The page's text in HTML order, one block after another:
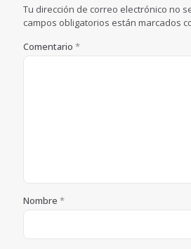
Tu dirección de correo electrónico no
campos obligatorios están marcados
Comentario *
Nombre *